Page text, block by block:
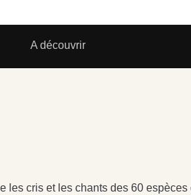
A découvrir
les cris et les chants des 60